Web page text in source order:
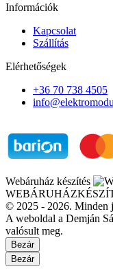
Információk
Kapcsolat
Szállítás
Elérhetőségek
+36 70 738 4505
Webáruház készítés
© 2025 - 2026. Minden
A weboldal a Demján
valósult meg.
Bezár
Bezár